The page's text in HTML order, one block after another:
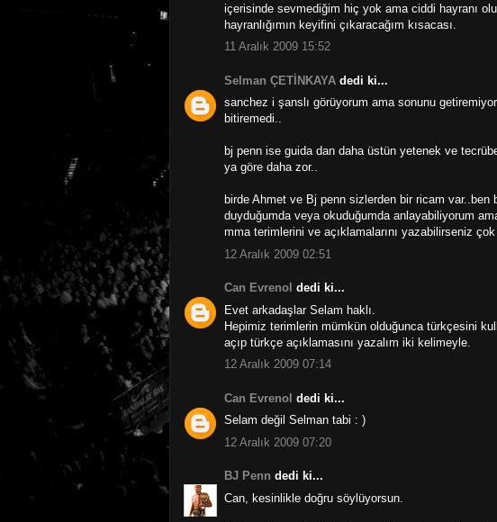
içerisinde sevmediğim hiç yok ama ciddi hayranı
hayranlığımın keyifini çıkaracağım kısacası.
11 Aralık 2009 15:52
Selman ÇETİNKAYA dedi ki...
sanchez i şanslı görüyorum ama sonunu
bitiremedi..
bj penn ise guida dan daha üstün yetenek ve
ya göre daha zor..
birde Ahmet ve Bj penn sizlerden bir ricam var..ben
duyduğumda veya okuduğumda anlayabiliyorum
mma terimlerini ve açıklamalarını yazabilirseniz
12 Aralık 2009 02:51
Can Evrenol dedi ki...
Evet arkadaşlar Selam haklı.
Hepimiz terimlerin mümkün olduğunca türkçesini
açıp türkçe açıklamasını yazalım iki kelimeyle.
12 Aralık 2009 07:14
Can Evrenol dedi ki...
Selam değil Selman tabi : )
12 Aralık 2009 07:20
BJ Penn dedi ki...
Can, kesinlikle doğru söylüyorsun.